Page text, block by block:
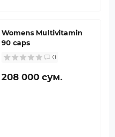
Womens Multivitamin
90 caps
0
208 000 сум.